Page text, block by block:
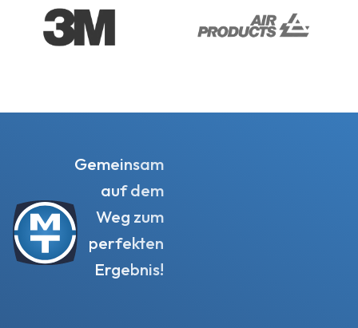
Gemeinsam
auf dem
Weg zum
perfekten
Ergebnis!